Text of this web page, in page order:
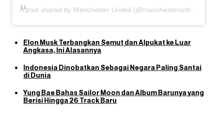
A post shared by Manchester United (@manchesterunited)
Elon Musk Terbangkan Semut dan Alpukat ke Luar
Angkasa, Ini Alasannya
Indonesia Dinobatkan Sebagai Negara Paling Santai
di Dunia
Yung Bae Bahas Sailor Moon dan Album Barunya yang
Berisi Hingga 26 Track Baru